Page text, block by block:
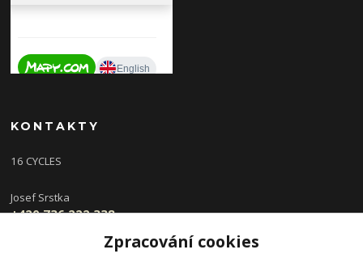
KONTAKTY
16 CYCLES
Josef Srstka
+420 736 222 338
Zpracování cookies